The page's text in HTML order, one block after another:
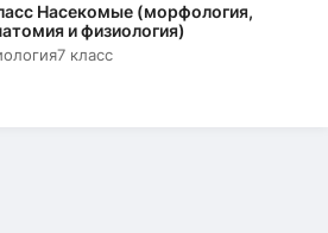
Насекомые (морфология,
и физиология)
7 класс